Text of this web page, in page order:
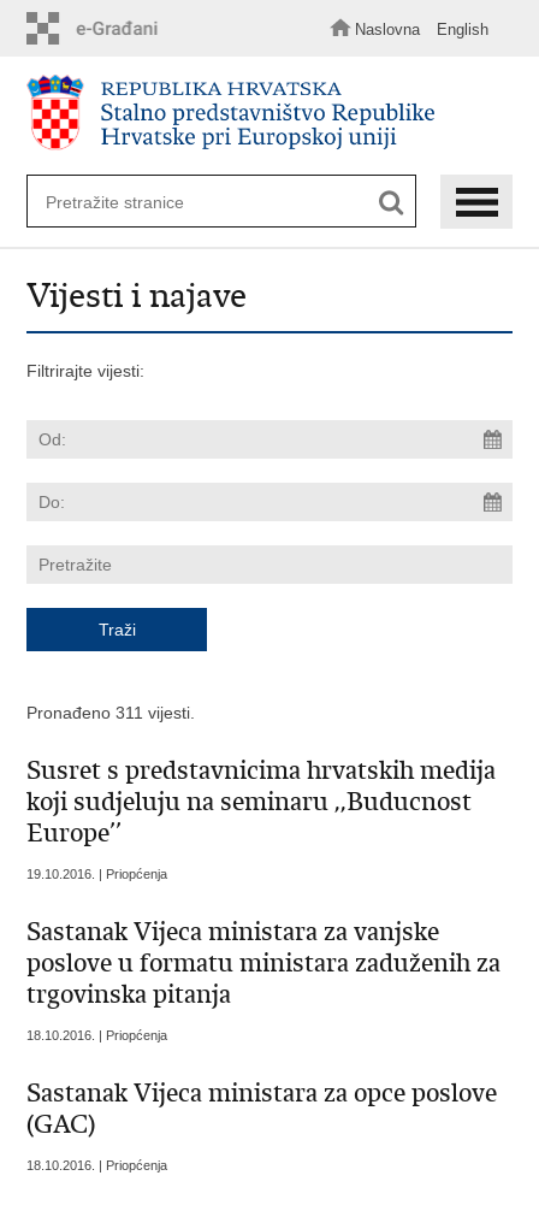
sadržaj
Naslovna English
Vijesti i najave
Filtrirajte vijesti:
Pronađeno 311 vijesti.
Susret s predstavnicima hrvatskih medija
koji sudjeluju na seminaru ,,Buducnost
Europe’’
19.10.2016. | Priopćenja
Sastanak Vijeca ministara za vanjske
poslove u formatu ministara zaduženih za
trgovinska pitanja
18.10.2016. | Priopćenja
Sastanak Vijeca ministara za opce poslove
(GAC)
18.10.2016. | Priopćenja